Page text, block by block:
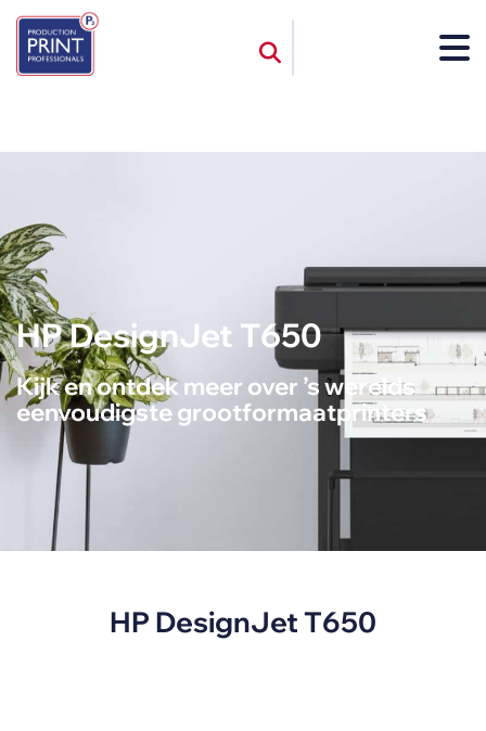
HP DesignJet T650
Kijk en ontdek meer over ’s werelds
eenvoudigste grootformaatprinters
HP DesignJet T650